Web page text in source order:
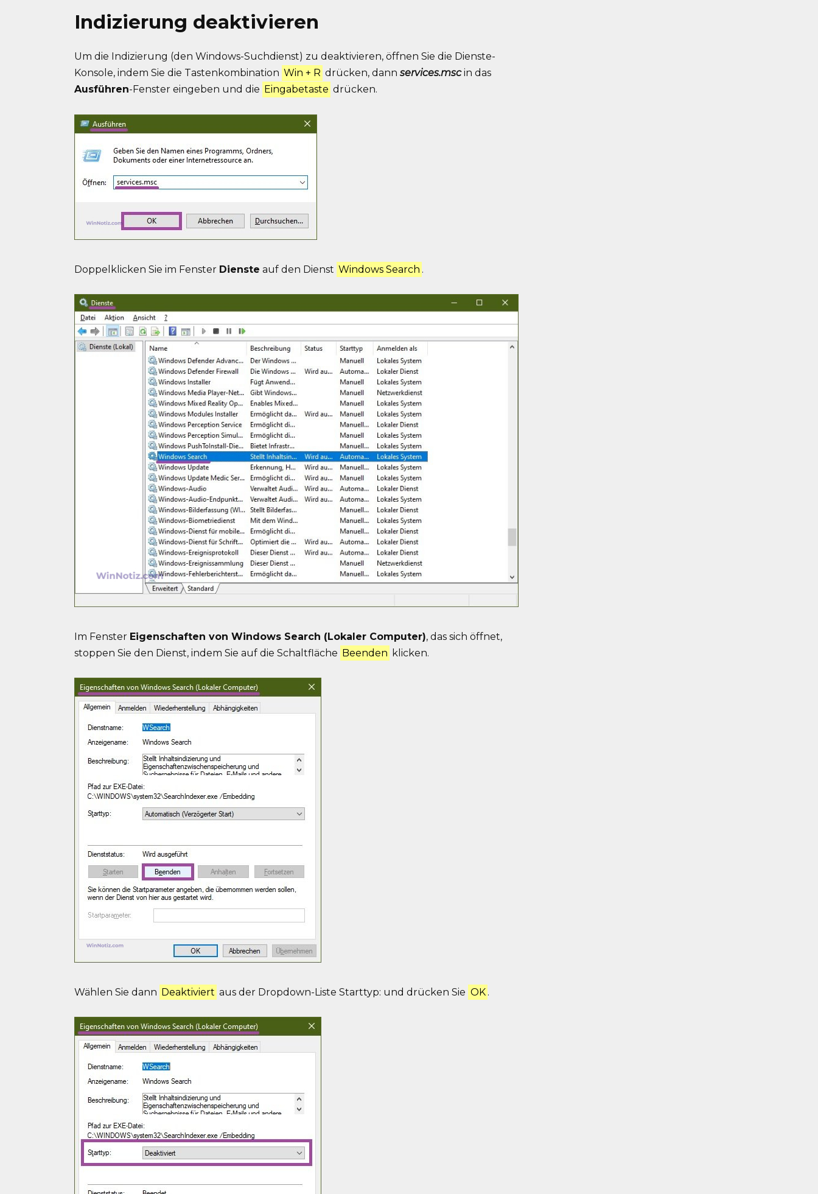
Indizierung deaktivieren
Um die Indizierung (den Windows-Suchdienst) zu deaktivieren, öffnen Sie die Dienste-
Konsole, indem Sie die Tastenkombination Win + R drücken, dannservices.mscin das
Ausführen-Fenster eingeben und die Eingabetaste drücken.
Doppelklicken Sie im Fenster Dienste auf den Dienst Windows Search .
Im Fenster Eigenschaften von Windows Search (Lokaler Computer), das sich öffnet,
stoppen Sie den Dienst, indem Sie auf die Schaltfläche Beenden klicken.
Wählen Sie dann Deaktiviert aus der Dropdown-Liste Starttyp: und drücken Sie OK .